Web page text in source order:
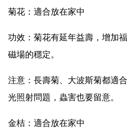
菊花：適合放在家中
功效：菊花有延年益壽，增加
磁場的穩定。
注意：長壽菊、大波斯菊都適
光照射問題，蟲害也要留意。
金桔：適合放在家中